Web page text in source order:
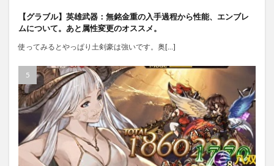
【グラブル】英雄武器：無銘金重の入手過程から性能、エンブレ
ムについて。あと属性変更のオススメ。
使ってみるとやっぱり土剣豪は強いです。奥[…]